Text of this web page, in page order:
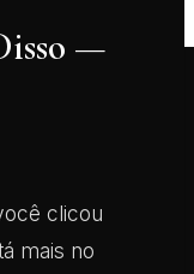
—
clicou
mais no